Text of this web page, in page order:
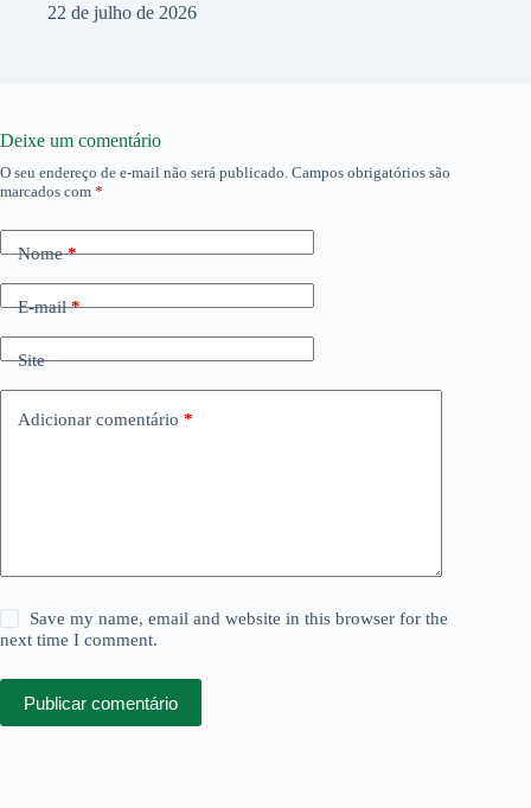
22 de julho de 2026
Deixe um comentário
O seu endereço de e-mail não será publicado. Campos obrigatórios são
marcados com *
Nome*
E-mail*
Site
Adicionar comentário *
Save my name, email and website in this browser for the
next time I comment.
Publicar comentário